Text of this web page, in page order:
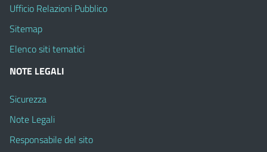
Ufficio Relazioni Pubblico
Sitemap
Elenco siti tematici
NOTE LEGALI
Sicurezza
Note Legali
Responsabile del sito